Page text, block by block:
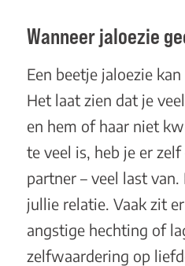
Wanneer jaloezie
Een beetje jaloezie
Het laat zien dat je
en hem of haar niet
te veel is, heb je er
partner – veel last
jullie relatie. Vaak zit
angstige hechting of
zelfwaardering op